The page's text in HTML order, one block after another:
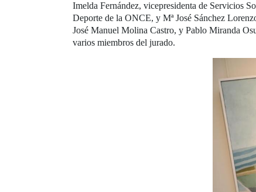
Imelda Fernández, vicepresidenta de Servicios
Deporte de la ONCE, y Mª José Sánchez
José Manuel Molina Castro, y Pablo Miranda
varios miembros del jurado.